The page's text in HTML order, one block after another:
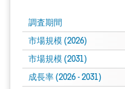
調査期間
市場規模 (2026)
市場規模 (2031)
成長率 (2026 - 2031)